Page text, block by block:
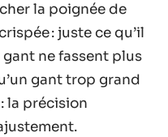
la poignée de
: juste ce qu’il
ne fassent plus
gant trop grand
la précision